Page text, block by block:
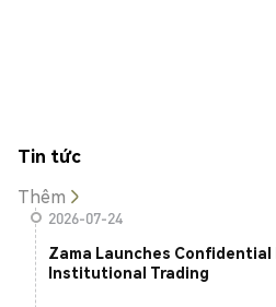
Tin tức
Thêm
2026-07-24
Zama Launches Confidential
Institutional Trading